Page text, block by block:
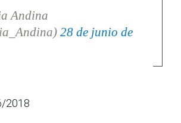
Andina
28 de junio de
2018